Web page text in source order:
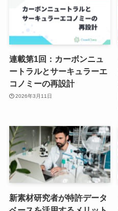
連載第1回：カーボンニュ
ートラルとサーキュラーエ
コノミーの再設計
新素材研究者が特許データ
ベースを活用するメリット
とは｜具体的な活用方法も